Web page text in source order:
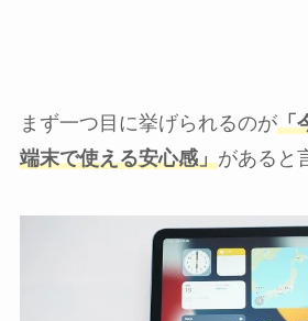
まず一つ目に挙げられるのが「
端末で使える安心感」があると